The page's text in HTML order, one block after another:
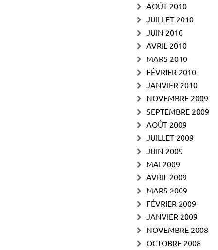
AOÛT 2010
JUILLET 2010
JUIN 2010
AVRIL 2010
MARS 2010
FÉVRIER 2010
JANVIER 2010
NOVEMBRE 2009
SEPTEMBRE 2009
AOÛT 2009
JUILLET 2009
JUIN 2009
MAI 2009
AVRIL 2009
MARS 2009
FÉVRIER 2009
JANVIER 2009
NOVEMBRE 2008
OCTOBRE 2008